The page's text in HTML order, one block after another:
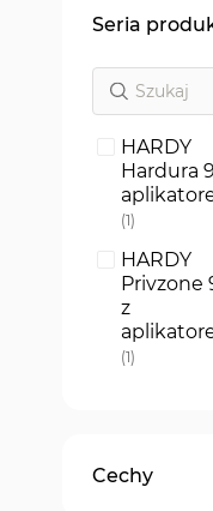
HARDY
Hardura
1
produkt
HARDY
Privzone
z
1
produkt
ARC+
Cechy